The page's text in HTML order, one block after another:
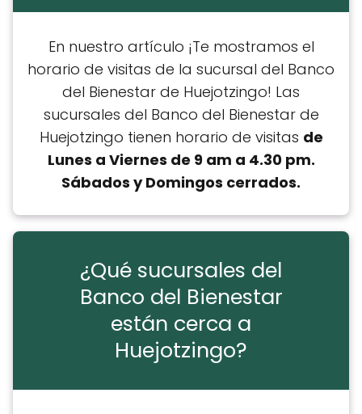
En nuestro artículo ¡Te mostramos el
horario de visitas de la sucursal del Banco
del Bienestar de Huejotzingo! Las
sucursales del Banco del Bienestar de
Huejotzingo tienen horario de visitas de
Lunes a Viernes de 9 am a 4.30 pm.
Sábados y Domingos cerrados.
¿Qué sucursales del
Banco del Bienestar
están cerca a
Huejotzingo?